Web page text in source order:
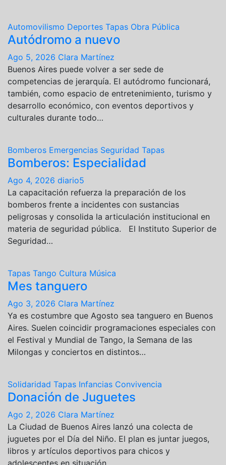
Automovilismo Deportes Tapas Obra Pública
Autódromo a nuevo
Ago 5, 2026 Clara Martínez
Buenos Aires puede volver a ser sede de
competencias de jerarquía. El autódromo funcionará,
también, como espacio de entretenimiento, turismo y
desarrollo económico, con eventos deportivos y
culturales durante todo…
Bomberos Emergencias Seguridad Tapas
Bomberos: Especialidad
Ago 4, 2026 diario5
La capacitación refuerza la preparación de los
bomberos frente a incidentes con sustancias
peligrosas y consolida la articulación institucional en
materia de seguridad pública. El Instituto Superior de
Seguridad…
Tapas Tango Cultura Música
Mes tanguero
Ago 3, 2026 Clara Martínez
Ya es costumbre que Agosto sea tanguero en Buenos
Aires. Suelen coincidir programaciones especiales con
el Festival y Mundial de Tango, la Semana de las
Milongas y conciertos en distintos…
Solidaridad Tapas Infancias Convivencia
Donación de Juguetes
Ago 2, 2026 Clara Martínez
La Ciudad de Buenos Aires lanzó una colecta de
juguetes por el Día del Niño. El plan es juntar juegos,
libros y artículos deportivos para chicos y
adolescentes en situación…